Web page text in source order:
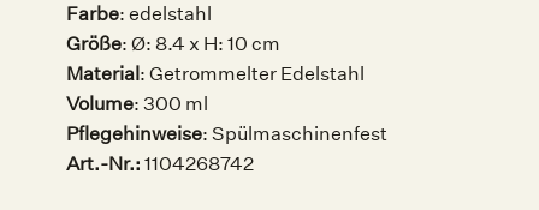
Farbe: edelstahl
Größe: Ø: 8.4 x H: 10 cm
Material: Getrommelter Edelstahl
Volume: 300 ml
Pflegehinweise: Spülmaschinenfest
Art.-Nr.: 1104268742